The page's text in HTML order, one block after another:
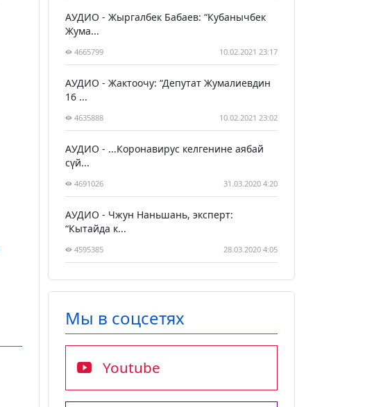
АУДИО - Жыргалбек Бабаев: “Кубанычбек
Жума...
4665799 10.02.2021 23:17
АУДИО - Жактоочу: “Депутат Жумалиевдин
16 ...
4635888 10.02.2021 23:02
АУДИО - ...Коронавирус келгенине аябай
сүй...
4691026 31.03.2020 4:20
АУДИО - Чжун Наньшань, эксперт:
“Кытайда к...
4595385 28.03.2020 4:05
Мы в соцсетях
Youtube